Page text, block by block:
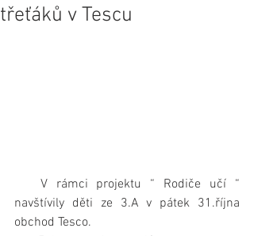
třeťáků v Tescu
navštívily děti ze 3.A v pátek 31.října
obchod Tesco.